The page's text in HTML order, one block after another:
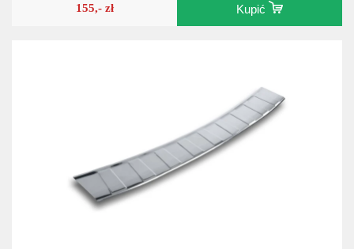
155,- zł Kupić